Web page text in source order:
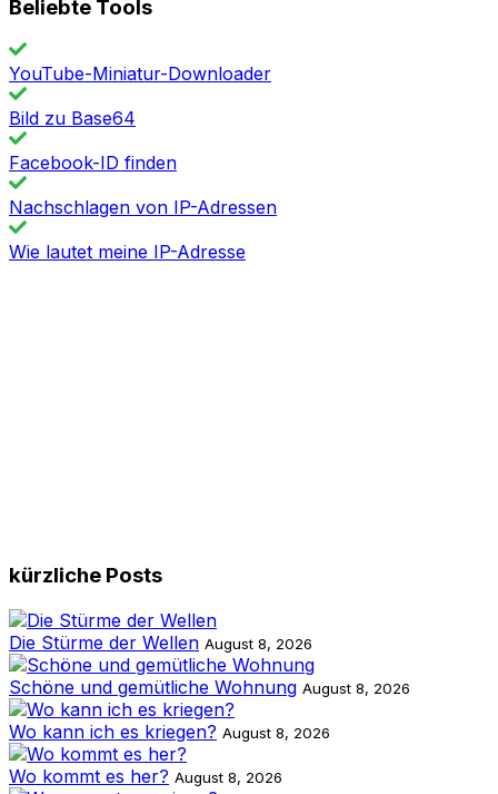
Beliebte Tools
YouTube-Miniatur-Downloader
Bild zu Base64
Facebook-ID finden
Nachschlagen von IP-Adressen
Wie lautet meine IP-Adresse
kürzliche Posts
Die Stürme der Wellen August 8, 2026
Schöne und gemütliche Wohnung August 8, 2026
Wo kann ich es kriegen? August 8, 2026
Wo kommt es her? August 8, 2026